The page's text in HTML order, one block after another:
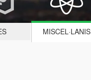
MISCEL·LANIS